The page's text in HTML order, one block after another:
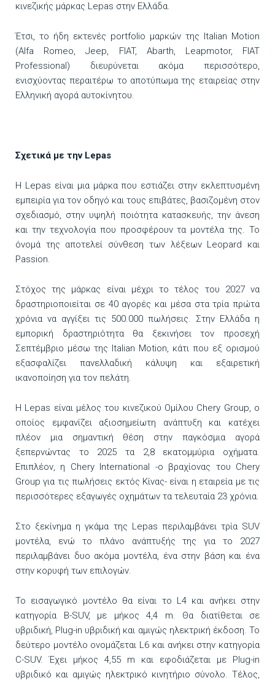
κινεζικής μάρκας Lepas στην Ελλάδα.
Έτσι, το ήδη εκτενές portfolio μαρκών της Italian Motion
(Alfa Romeo, Jeep, FIAT, Abarth, Leapmotor, FIAT
Professional) διευρύνεται ακόμα περισσότερο,
ενισχύοντας περαιτέρω το αποτύπωμα της εταιρείας στην
Ελληνική αγορά αυτοκίνητου.
Σχετικά με την Lepas
H Lepas είναι μια μάρκα που εστιάζει στην εκλεπτυσμένη
εμπειρία για τον οδηγό και τους επιβάτες, βασιζομένη στον
σχεδιασμό, στην υψηλή ποιότητα κατασκευής, την άνεση
και την τεχνολογία που προσφέρουν τα μοντέλα της. Το
όνομά της αποτελεί σύνθεση των λέξεων Leopard και
Passion.
Στόχος της μάρκας είναι μέχρι το τέλος του 2027 να
δραστηριοποιείται σε 40 αγορές και μέσα στα τρία πρώτα
χρόνια να αγγίξει τις 500.000 πωλήσεις. Στην Ελλάδα η
εμπορική δραστηριότητα θα ξεκινήσει τον προσεχή
Σεπτέμβριο μέσω της Italian Motion, κάτι που εξ ορισμού
εξασφαλίζει πανελλαδική κάλυψη και εξαιρετική
ικανοποίηση για τον πελάτη.
Η Lepas είναι μέλος του κινεζικού Ομίλου Chery Group, ο
οποίος εμφανίζει αξιοσημείωτη ανάπτυξη και κατέχει
πλέον μια σημαντική θέση στην παγκόσμια αγορά
ξεπερνώντας το 2025 τα 2,8 εκατομμύρια οχήματα.
Επιπλέον, η Chery International -ο βραχίονας του Chery
Group για τις πωλήσεις εκτός Κίνας- είναι η εταιρεία με τις
περισσότερες εξαγωγές οχημάτων τα τελευταία 23 χρόνια.
Στο ξεκίνημα η γκάμα της Lepas περιλαμβάνει τρία SUV
μοντέλα, ενώ το πλάνο ανάπτυξής της για το 2027
περιλαμβάνει δυο ακόμα μοντέλα, ένα στην βάση και ένα
στην κορυφή των επιλογών.
Το εισαγωγικό μοντέλο θα είναι το L4 και ανήκει στην
κατηγορία B-SUV, με μήκος 4,4 m. Θα διατίθεται σε
υβριδική, Plug-in υβριδική και αμιγώς ηλεκτρική έκδοση. Το
δεύτερο μοντέλο ονομάζεται L6 και ανήκει στην κατηγορία
C-SUV. Έχει μήκος 4,55 m και εφοδιάζεται με Plug-in
υβριδικό και αμιγώς ηλεκτρικό κινητήριο σύνολο. Τέλος,